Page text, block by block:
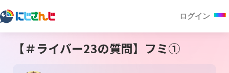
ログイン
【＃ライバー23の質問】フミ①